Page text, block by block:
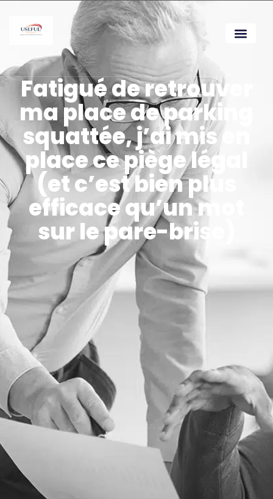
Fatigué de retrouver
ma place de parking
squattée, j’ai mis en
place ce piège légal
(et c’est bien plus
efficace qu’un mot
sur le pare-brise)